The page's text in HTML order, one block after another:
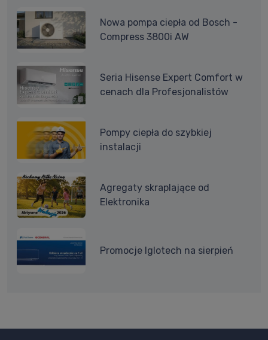
Nowa pompa ciepła od Bosch -
Compress 3800i AW
Seria Hisense Expert Comfort w
cenach dla Profesjonalistów
Pompy ciepła do szybkiej
instalacji
Agregaty skraplające od
Elektronika
Promocje Iglotech na sierpień